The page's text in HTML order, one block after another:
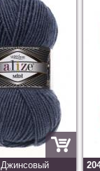
Джинсовый